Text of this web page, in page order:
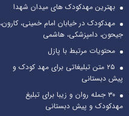
بهترین مهدکودک های میدان شهدا
مهدکودک در خیابان امام خمینی، کارون،
جیحون، دامپزشکی، هاشمی
محتویات مرتبط با پازل
۲۵ متن تبلیغاتی برای مهد کودک و
پیش دبستانی
۳۰ جمله روان و زیبا برای تبلیغ
مهدکودک و پیش دبستانی